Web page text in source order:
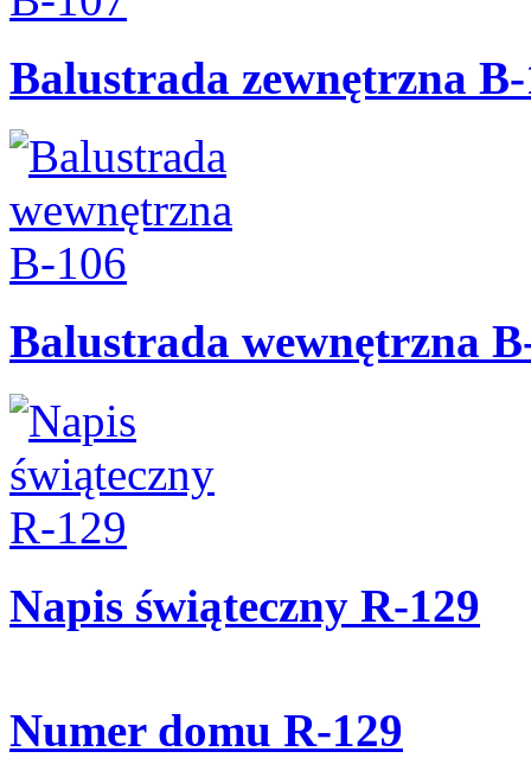
Balustrada zewnętrzna
Balustrada wewnętrzna
Napis świąteczny R-129
Numer domu R-129